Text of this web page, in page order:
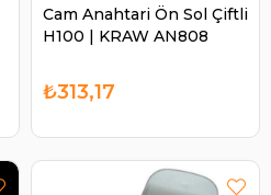
Cam Anahtari Ön Sol Çiftli
H100 | KRAW AN808
₺313,17